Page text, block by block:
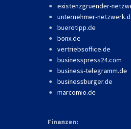
existenzgruender-
unternehmer-
buerotipp.de
bonx.de
vertriebsoffice.de
businesspress24.com
business-telegramm.de
businessburger.de
marcomio.de
Finanzen: